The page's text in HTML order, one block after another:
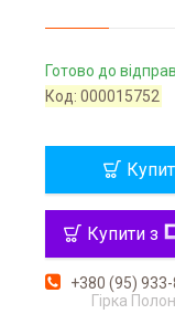
Готово до
Код:000015752
Купити з
+380 (95)
Гірка